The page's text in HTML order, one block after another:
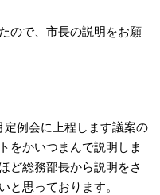
ので、市長の説明をお願
定例会に上程します議案の
をかいつまんで説明しま
ど総務部長から説明をさ
と思っております。